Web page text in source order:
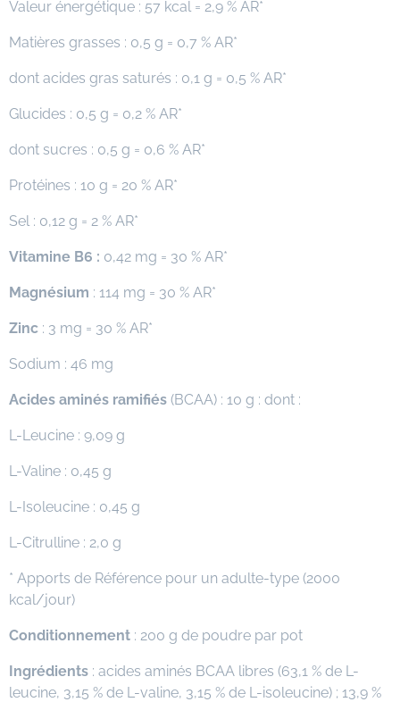
Valeur énergétique : 57 kcal = 2,9 % AR*
Matières grasses : 0,5 g = 0,7 % AR*
dont acides gras saturés : 0,1 g = 0,5 % AR*
Glucides : 0,5 g = 0,2 % AR*
dont sucres : 0,5 g = 0,6 % AR*
Protéines : 10 g = 20 % AR*
Sel : 0,12 g = 2 % AR*
Vitamine B6 : 0,42 mg = 30 % AR*
Magnésium : 114 mg = 30 % AR*
Zinc : 3 mg = 30 % AR*
Sodium : 46 mg
Acides aminés ramifiés (BCAA) : 10 g : dont :
L-Leucine : 9,09 g
L-Valine : 0,45 g
L-Isoleucine : 0,45 g
L-Citrulline : 2,0 g
* Apports de Référence pour un adulte-type (2000
kcal/jour)
Conditionnement : 200 g de poudre par pot
Ingrédients : acides aminés BCAA libres (63,1 % de L-
leucine, 3,15 % de L-valine, 3,15 % de L-isoleucine) ; 13,9 %